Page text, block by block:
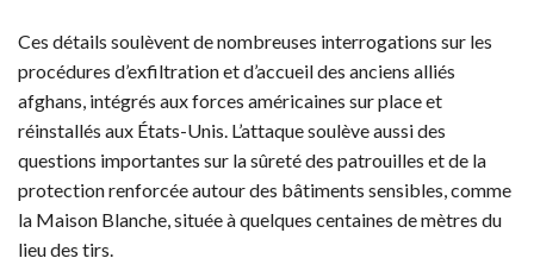
Ces détails soulèvent de nombreuses interrogations sur les
procédures d’exfiltration et d’accueil des anciens alliés
afghans, intégrés aux forces américaines sur place et
réinstallés aux États-Unis. L’attaque soulève aussi des
questions importantes sur la sûreté des patrouilles et de la
protection renforcée autour des bâtiments sensibles, comme
la Maison Blanche, située à quelques centaines de mètres du
lieu des tirs.